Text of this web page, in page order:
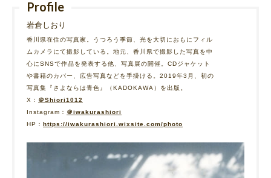
Profile
岩倉しおり
香川県在住の写真家。うつろう季節、光を大切におもにフィル
ムカメラにて撮影している。地元、香川県で撮影した写真を中
心にSNSで作品を発表する他、写真展の開催。CDジャケット
や書籍のカバー、広告写真などを手掛ける。2019年3月、初の
写真集『さよならは青色』（KADOKAWA）を出版。
X： ＠Shiori1012
Instagram： ＠iwakurashiori
HP： https://iwakurashiori.wixsite.com/photo